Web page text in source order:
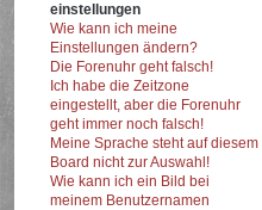
einstellungen
Wie kann ich meine
Einstellungen ändern?
Die Forenuhr geht falsch!
Ich habe die Zeitzone
eingestellt, aber die Forenuhr
geht immer noch falsch!
Meine Sprache steht auf diesem
Board nicht zur Auswahl!
Wie kann ich ein Bild bei
meinem Benutzernamen